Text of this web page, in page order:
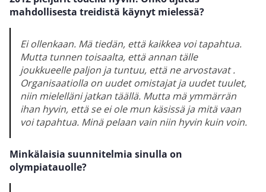
mahdollisesta treidistä käynyt mielessä?
Ei ollenkaan. Mä tiedän, että kaikkea voi tapahtua.
Mutta tunnen toisaalta, että annan tälle
joukkueelle paljon ja tuntuu, että ne arvostavat .
Organisaatiolla on uudet omistajat ja uudet tuulet,
niin mielelläni jatkan täällä. Mutta mä ymmärrän
ihan hyvin, että se ei ole mun käsissä ja mitä vaan
voi tapahtua. Minä pelaan vain niin hyvin kuin voin.
Minkälaisia suunnitelmia sinulla on
olympiatauolle?